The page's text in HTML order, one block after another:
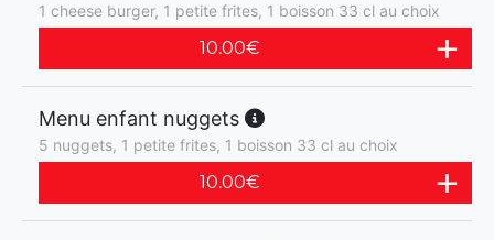
1 cheese burger, 1 petite frites, 1 boisson 33 cl au choix
10.00€
Menu enfant nuggets
5 nuggets, 1 petite frites, 1 boisson 33 cl au choix
10.00€